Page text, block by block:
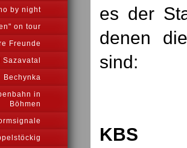
by night
on tour
Freunde
Bechynka
in
Böhmen
es der
denen
sind:
KBS